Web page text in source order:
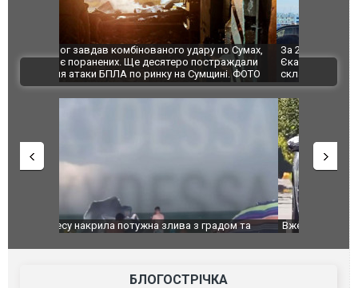
За 2000 кілометрів від кордону з Україною: в
Єкатеринбурзі після атаки дронів загорівся
склад Wildberries. ФОТО. ВІДЕО
"Мої
ВІДЕО
Вже вивели на тести: Ferrari готує оновлення
Вийшов
фільму
БЛОГОСТРІЧКА